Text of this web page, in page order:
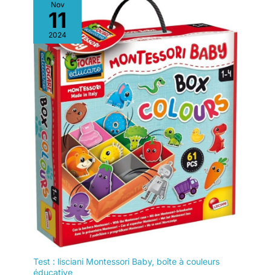
Nov
11
2024
Test : lisciani Montessori Baby, boîte à couleurs
éducative